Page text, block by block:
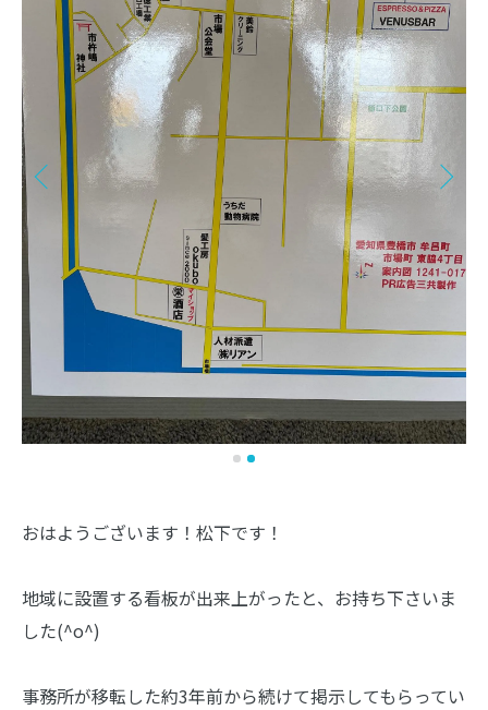
おはようございます！松下です！
地域に設置する看板が出来上がったと、お持ち下さいま
した(^o^)
事務所が移転した約3年前から続けて掲示してもらってい